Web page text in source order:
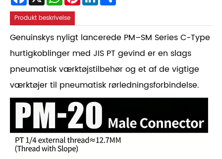
Produkt beskrivelse
Genuinskys nyligt lancerede PM–SM Series C-Type
hurtigkoblinger med JIS PT gevind er en slags
pneumatisk værktøjstilbehør og et af de vigtige
værktøjer til pneumatisk rørledningsforbindelse.